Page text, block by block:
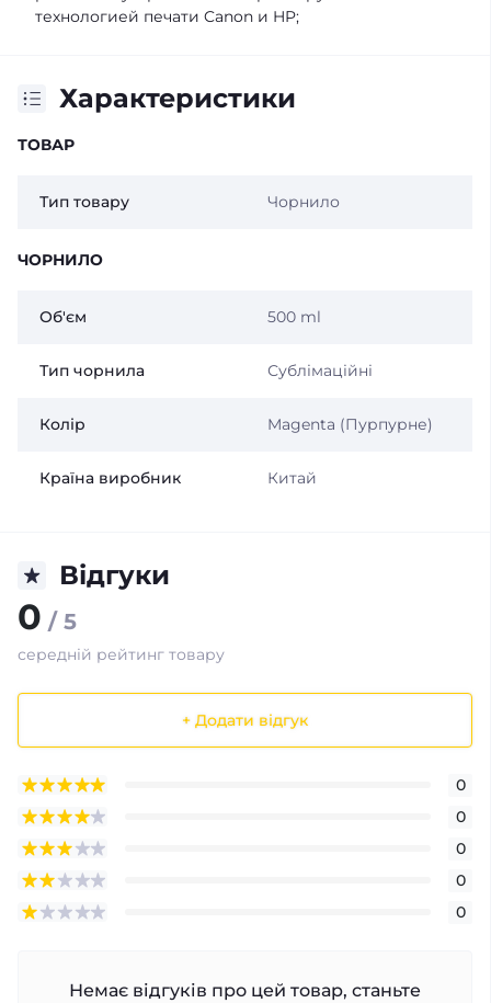
технологией печати Canon и HP;
Характеристики
ТОВАР
Тип товару Чорнило
ЧОРНИЛО
Об'єм 500 ml
Тип чорнила Сублімаційні
Колір Magenta (Пурпурне)
Країна виробник Китай
Відгуки
0 / 5
середній рейтинг товару
+ Додати відгук
0
0
0
0
0
Немає відгуків про цей товар, станьте